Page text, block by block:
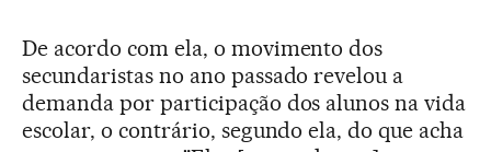
De acordo com ela, o movimento dos
secundaristas no ano passado revelou a
demanda por participação dos alunos na vida
escolar, o contrário, segundo ela, do que acha